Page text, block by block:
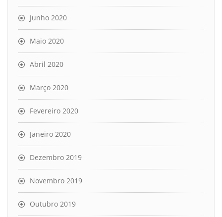
Junho 2020
Maio 2020
Abril 2020
Março 2020
Fevereiro 2020
Janeiro 2020
Dezembro 2019
Novembro 2019
Outubro 2019